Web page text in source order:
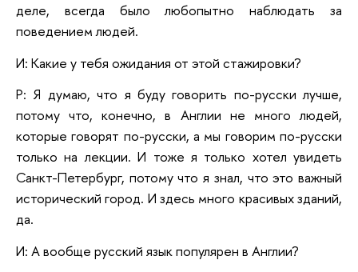
деле, всегда было любопытно наблюдать за
поведением людей.
И: Какие у тебя ожидания от этой стажировки?
Р: Я думаю, что я буду говорить по-русски лучше,
потому что, конечно, в Англии не много людей,
которые говорят по-русски, а мы говорим по-русски
только на лекции. И тоже я только хотел увидеть
Санкт-Петербург, потому что я знал, что это важный
исторический город. И здесь много красивых зданий,
да.
И: А вообще русский язык популярен в Англии?